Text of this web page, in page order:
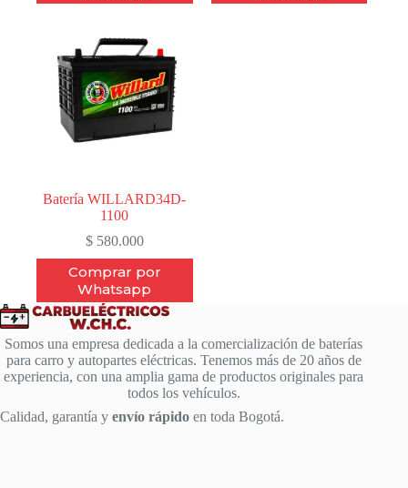
Batería WILLARD34D-
1100
$580.000
Comprar por
Whatsapp
Somos una empresa dedicada a la comercialización de baterías
para carro y autopartes eléctricas. Tenemos más de 20 años de
experiencia, con una amplia gama de productos originales para
todos los vehículos.
Calidad, garantía y envío rápido en toda Bogotá.